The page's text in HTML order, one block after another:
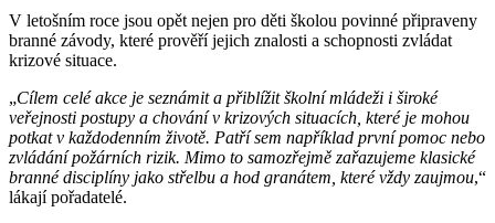
V letošním roce jsou opět nejen pro děti školou povinné připraveny
branné závody, které prověří jejich znalosti a schopnosti zvládat
krizové situace.
„Cílem celé akce je seznámit a přiblížit školní mládeži i široké
veřejnosti postupy a chování v krizových situacích, které je mohou
potkat v každodenním životě. Patří sem například první pomoc nebo
zvládání požárních rizik. Mimo to samozřejmě zařazujeme klasické
branné disciplíny jako střelbu a hod granátem, které vždy zaujmou,“
lákají pořadatelé.